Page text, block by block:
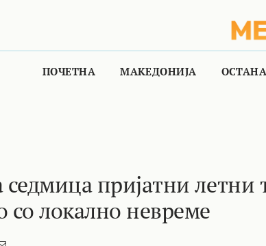
ПОЧЕТНА МАКЕДОНИЈА
седмица пријатни летни
со локално невреме